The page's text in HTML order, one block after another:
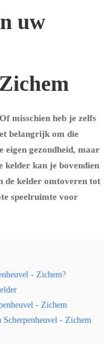
uw
misschien heb je zelfs
belangrijk om die
eigen gezondheid, maar
kelder kan je bovendien
de kelder omtoveren tot
speelruimte voor
- Zichem?
- Zichem
- Zichem